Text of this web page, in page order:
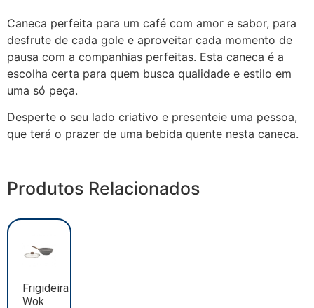
Caneca perfeita para um café com amor e sabor, para
desfrute de cada gole e aproveitar cada momento de
pausa com a companhias perfeitas. Esta caneca é a
escolha certa para quem busca qualidade e estilo em
uma só peça.
Desperte o seu lado criativo e presenteie uma pessoa,
que terá o prazer de uma bebida quente nesta caneca.
Produtos Relacionados
Frigideira
Wok